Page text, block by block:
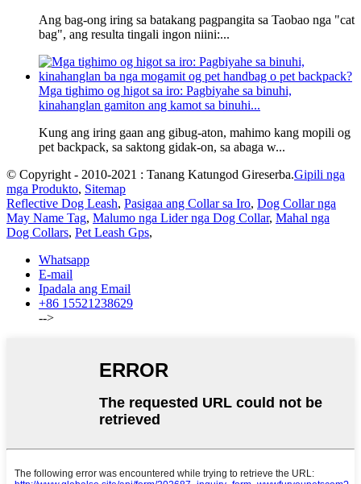
Ang bag-ong iring sa batakang pagpangita sa Taobao nga "cat
bag", ang resulta tingali ingon niini:...
Mga tighimo og higot sa iro: Pagbiyahe sa binuhi,
kinahanglan gamiton ang kamot sa binuhi...
Kung ang iring gaan ang gibug-aton, mahimo kang mopili og
pet backpack, sa saktong gidak-on, sa abaga w...
© Copyright - 2010-2021 : Tanang Katungod Gireserba.Gipili nga
mga Produkto, Sitemap
Reflective Dog Leash, Pasigaa ang Collar sa Iro, Dog Collar nga
May Name Tag, Malumo nga Lider nga Dog Collar, Mahal nga
Dog Collars, Pet Leash Gps,
Whatsapp
E-mail
Ipadala ang Email
+86 15521238629
-->